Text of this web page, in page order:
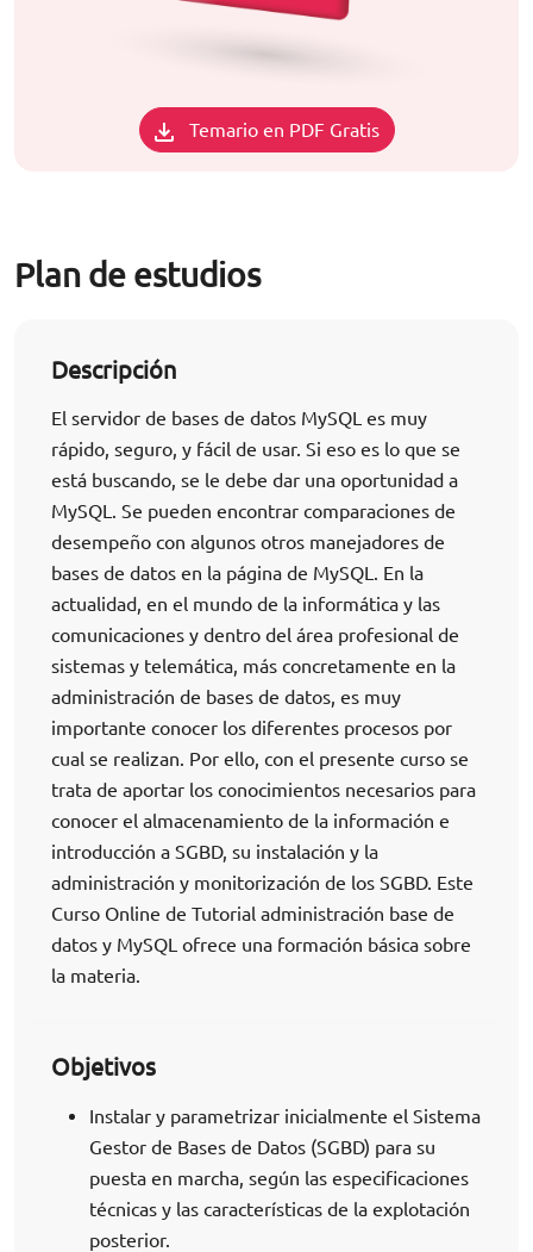
Temario en PDF Gratis
Plan de estudios
Descripción
El servidor de bases de datos MySQL es muy
rápido, seguro, y fácil de usar. Si eso es lo que se
está buscando, se le debe dar una oportunidad a
MySQL. Se pueden encontrar comparaciones de
desempeño con algunos otros manejadores de
bases de datos en la página de MySQL. En la
actualidad, en el mundo de la informática y las
comunicaciones y dentro del área profesional de
sistemas y telemática, más concretamente en la
administración de bases de datos, es muy
importante conocer los diferentes procesos por
cual se realizan. Por ello, con el presente curso se
trata de aportar los conocimientos necesarios para
conocer el almacenamiento de la información e
introducción a SGBD, su instalación y la
administración y monitorización de los SGBD. Este
Curso Online de Tutorial administración base de
datos y MySQL ofrece una formación básica sobre
la materia.
Objetivos
Instalar y parametrizar inicialmente el Sistema
Gestor de Bases de Datos (SGBD) para su
puesta en marcha, según las especificaciones
técnicas y las características de la explotación
posterior.